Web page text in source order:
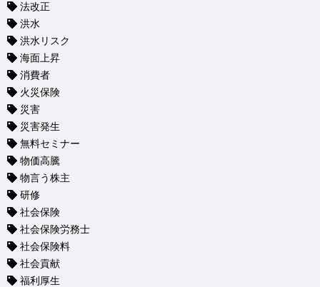
法改正
洪水
洪水リスク
海面上昇
消費者
火災保険
災害
災害発生
無料セミナー
物価高騰
物言う株主
研修
社会保険
社会保険労務士
社会保険料
社会貢献
福利厚生